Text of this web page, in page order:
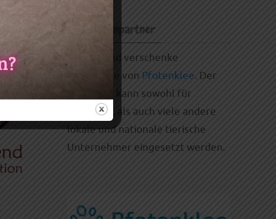
Gutscheinpartner
Kaufen und verschenke
Gutscheine von Pfotenklee. Der
Gutschein kann sowohl für
BARFonie, als auch viele andere
lokale und nationale tierische
Unternehmer eingesetzt werden.